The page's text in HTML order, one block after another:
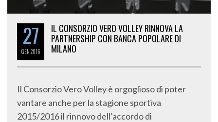
27
GEN2016
IL CONSORZIO VERO VOLLEY RINNOVA LA
PARTNERSHIP CON BANCA POPOLARE DI
MILANO
Il Consorzio Vero Volley è orgoglioso di poter
vantare anche per la stagione sportiva
2015/2016 il rinnovo dell’accordo di